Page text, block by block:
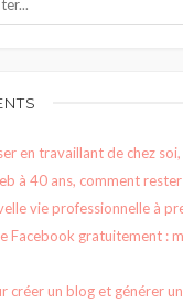
en travaillant de chez
à 40 ans, comment
vie professionnelle à
Facebook gratuitement :
créer un blog et générer